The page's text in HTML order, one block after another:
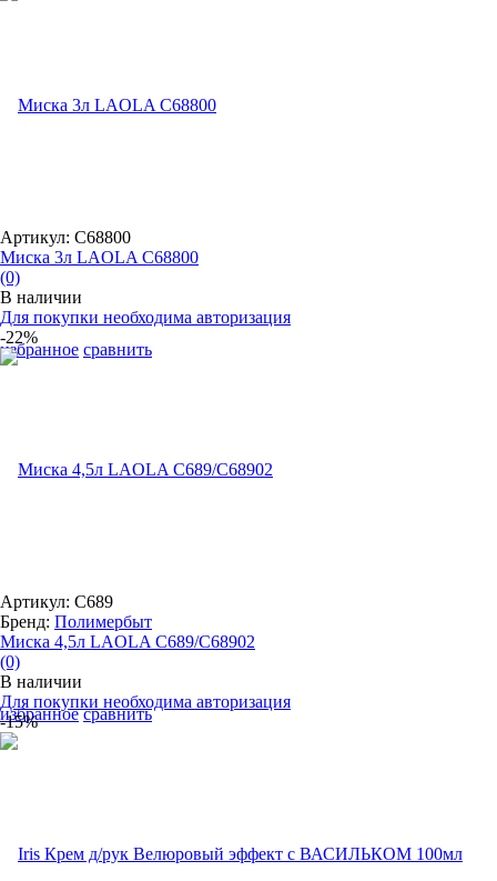
избранное сравнить
Артикул: С68800
Миска 3л LAOLA С68800
(0)
В наличии
Для покупки необходима авторизация
-22%
избранное сравнить
Артикул: С689
Бренд: Полимербыт
Миска 4,5л LAOLA С689/C68902
(0)
В наличии
Для покупки необходима авторизация
-15%